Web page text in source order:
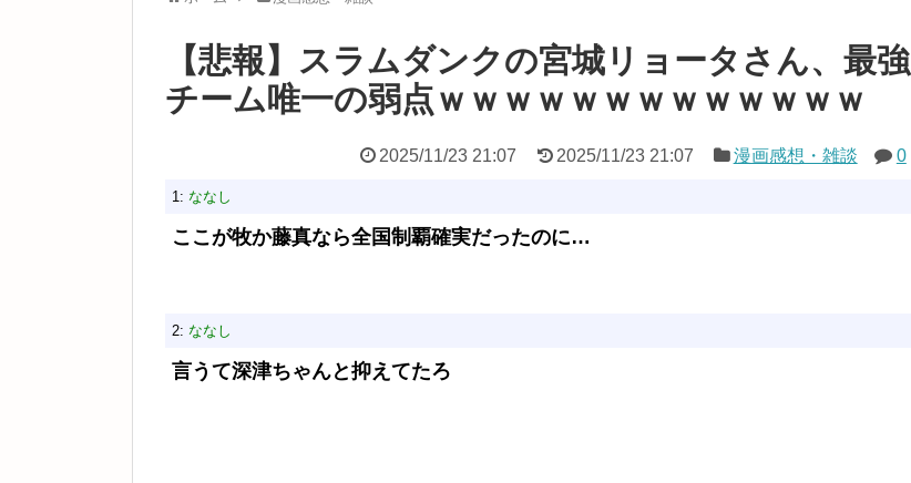
【悲報】スラムダンクの宮城リョータさん、最強
チーム唯一の弱点ｗｗｗｗｗｗｗｗｗｗｗｗｗ
2025/11/23 21:07 2025/11/23 21:07 漫画感想・雑談 0
1: ななし
ここが牧か藤真なら全国制覇確実だったのに…
2: ななし
言うて深津ちゃんと抑えてたろ